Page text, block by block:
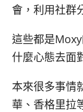
會，利用社群
這些都是
什麼心態去面
本來很多事情
華、香格里拉